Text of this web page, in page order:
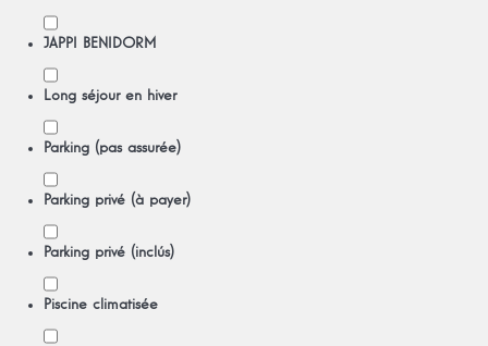
JAPPI BENIDORM
Long séjour en hiver
Parking (pas assurée)
Parking privé (à payer)
Parking privé (inclús)
Piscine climatisée